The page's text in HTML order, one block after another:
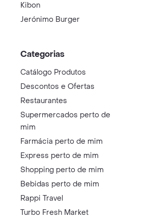
Kibon
Jerónimo Burger
Categorias
Catálogo Produtos
Descontos e Ofertas
Restaurantes
Supermercados perto de
mim
Farmácia perto de mim
Express perto de mim
Shopping perto de mim
Bebidas perto de mim
Rappi Travel
Turbo Fresh Market